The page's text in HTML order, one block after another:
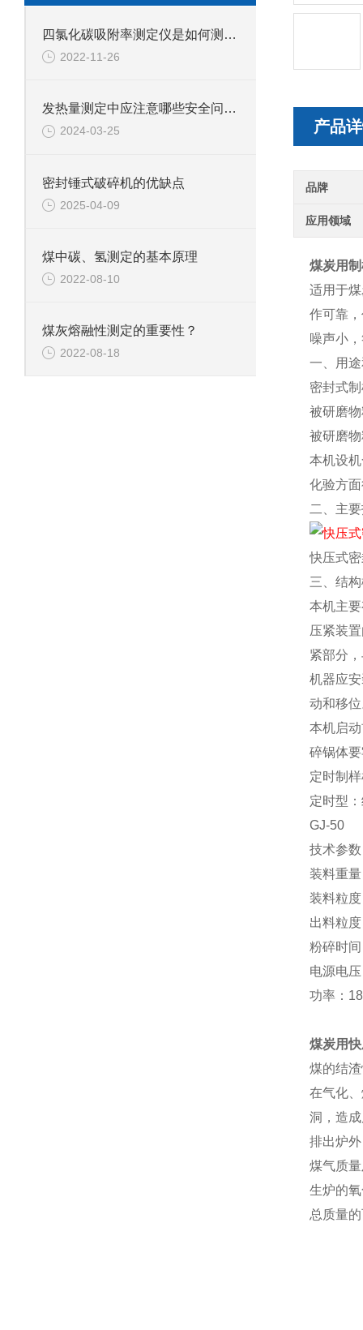
产品
品牌
应用领域
煤炭用
适用于
作可靠
噪声小
一、用
密封式
被研磨
被研磨
本机设
化验方
二、主
快压式
三、结
本机主
压紧装
紧部分
机器应
动和移
本机启
碎锅体
定时制
定时型
GJ-50
技术参数
装料重
装料粒
出料粒
粉碎时
电源电
功率：
煤炭用
煤的结
在气化
洞，造
排出炉
煤气质
生炉的
总质量
四氯化碳吸附率测定仪是如何测定煤中四氯化碳的吸附率?
2022-11-26
发热量测定中应注意哪些安全问题？
2024-03-25
密封锤式破碎机的优缺点
2025-04-09
煤中碳、氢测定的基本原理
2022-08-10
煤灰熔融性测定的重要性？
2022-08-18